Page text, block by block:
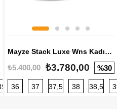
40 40,5 41 42 42,5
Mayze Stack Luxe Wns Kadın Sneaker
₺5.400,00 ₺3.780,00 %30
36 37 37,5 38 38,5